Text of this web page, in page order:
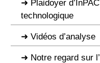
Plaidoyer
technologique
Vidéos d’analyse
Notre regard sur